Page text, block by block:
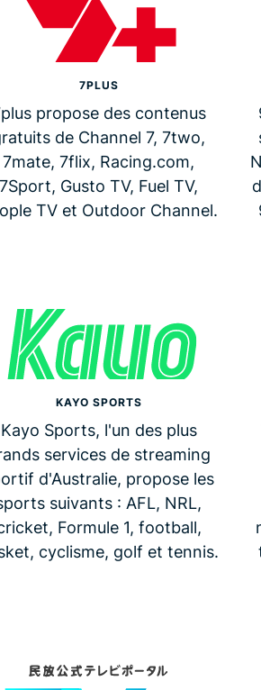
7PLUS
propose des contenus
de Channel 7, 7two,
7mate, 7flix, Racing.com,
7Sport, Gusto TV, Fuel TV,
TV et Outdoor Channel.
KAYO SPORTS
Kayo Sports, l'un des plus
services de streaming
d'Australie, propose les
suivants : AFL, NRL,
Formule 1, football,
cyclisme, golf et tennis.